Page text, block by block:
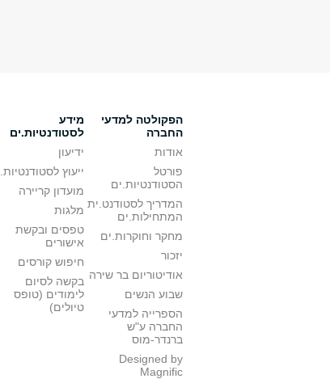
הפקולטה למדעי
החברה
אודות
פורטל
הסטודנטיות.ים
המדריך לסטודנט.ית
המתחילות.ים
מחקר וחוקרות.ים
יזכור
אודיטוריום בר שירה
שבוע הנשים
הספרייה למדעי
החברה ע"ש
ברנדר-מוס
Designed by
Magnific
מידע
לסטודנטיות.ים
ידיעון
ייעוץ
מועדון קריירה
מלגות
טפסים ובקשת
אישורים
חיפוש קורסים
בקשה לסיום
לימודים (טופס
טיולים)